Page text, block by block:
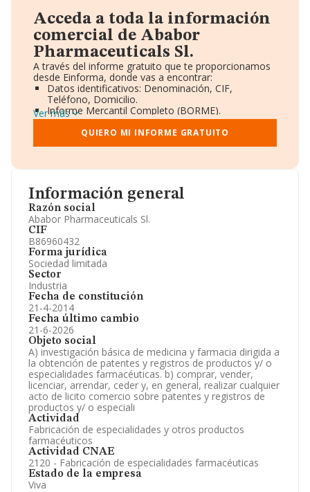
Información general
Razón social
Ababor Pharmaceuticals Sl.
CIF
B86960432
Forma jurídica
Sociedad limitada
Sector
Industria
Fecha de constitución
21-4-2014
Fecha último cambio
21-6-2026
Objeto social
A) investigación básica de medicina y farmacia dirigida a
la obtención de patentes y registros de productos y/ o
especialidades farmacéuticas. b) comprar, vender,
licenciar, arrendar, ceder y, en general, realizar cualquier
acto de licito comercio sobre patentes y registros de
productos y/ o especiali
Actividad
Fabricación de especialidades y otros productos
farmacéuticos
Actividad CNAE
2120 - Fabricación de especialidades farmacéuticas
Estado de la empresa
Viva
Acceda a toda la información
comercial de Ababor
Pharmaceuticals Sl.
A través del informe gratuito que te proporcionamos
desde Einforma, donde vas a encontrar:
Datos identificativos: Denominación, CIF,
Teléfono, Domicilio.
Informe Mercantil Completo (BORME).
Gráficos de Evolución Ventas y Empleados.
Consejo de Administración y Administradores.
Directivos y Ejecutivos.
Información oficial y registral complementaria.
Ver más
QUIERO MI INFORME GRATUITO